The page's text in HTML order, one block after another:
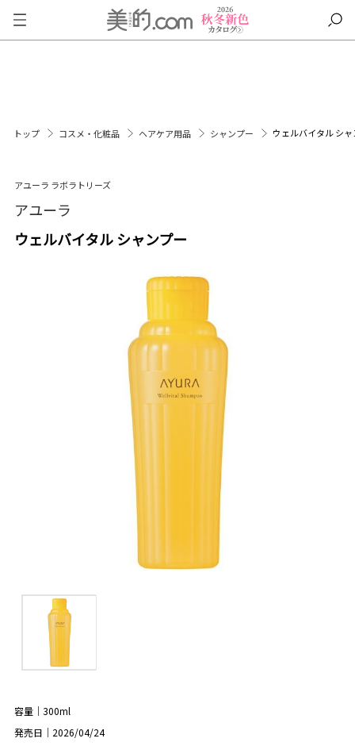
トップ コスメ・化粧品 ヘアケア用品 シャンプー ウェルバイタル シ
アユーラ ラボラトリーズ
アユーラ
ウェルバイタル シャンプー
容量｜300ml
発売日｜2026/04/24